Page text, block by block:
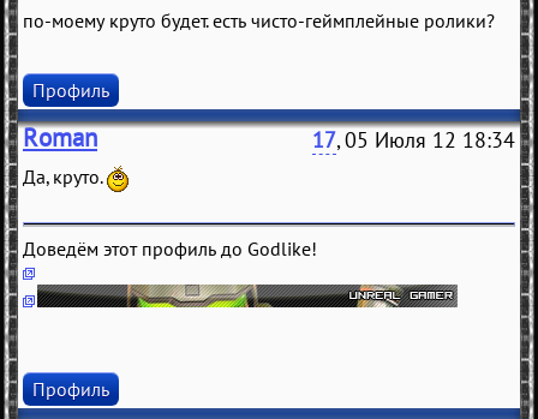
по-моему круто будет. есть чисто-геймплейные ролики?
Профиль
Roman 17, 05 Июля 12 18:34
Да, круто.
Доведём этот профиль до Godlike!
Профиль